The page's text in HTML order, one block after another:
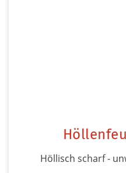
Höllisch scharf -